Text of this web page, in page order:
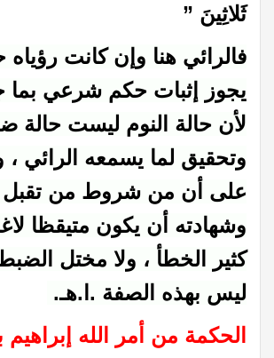
ثَلاثِينَ ”
فالرائي هنا وإن كانت رؤياه
يجوز إثبات حكم شرعي بما
لأن حالة النوم ليست حالة
وتحقيق لما يسمعه الرائي ،
على أن من شروط من تقبل
وشهادته أن يكون متيقظا
كثير الخطأ ، ولا مختل الضبط
ليس بهذه الصفة .ا.هـ.
الحكمة من أمر الله